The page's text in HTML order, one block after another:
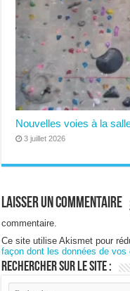
Nouvelles voies à la
3 juillet 2026
Laisser un commentaire
commentaire.
Ce site utilise Akismet pour
façon dont les données de
Rechercher sur le site :